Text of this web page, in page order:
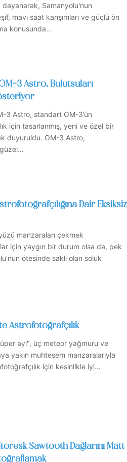
dayanarak, Samanyolu'nun
mavi saat karışımları ve güçlü ön
konusunda…
3 Astro, Bulutsuları
3 Astro, standart OM-3’ün
için tasarlanmış, yeni ve özel bir
duyuruldu. OM-3 Astro,
Dair Eksiksiz
manzaraları çekmek
için yaygın bir durum olsa da, pek
ötesinde saklı olan soluk
Astrofotoğrafçılık
ayı", üç meteor yağmuru ve
yakın muhteşem manzaralarıyla
için kesinlikle iyi…
Sawtooth Dağlarını Matt